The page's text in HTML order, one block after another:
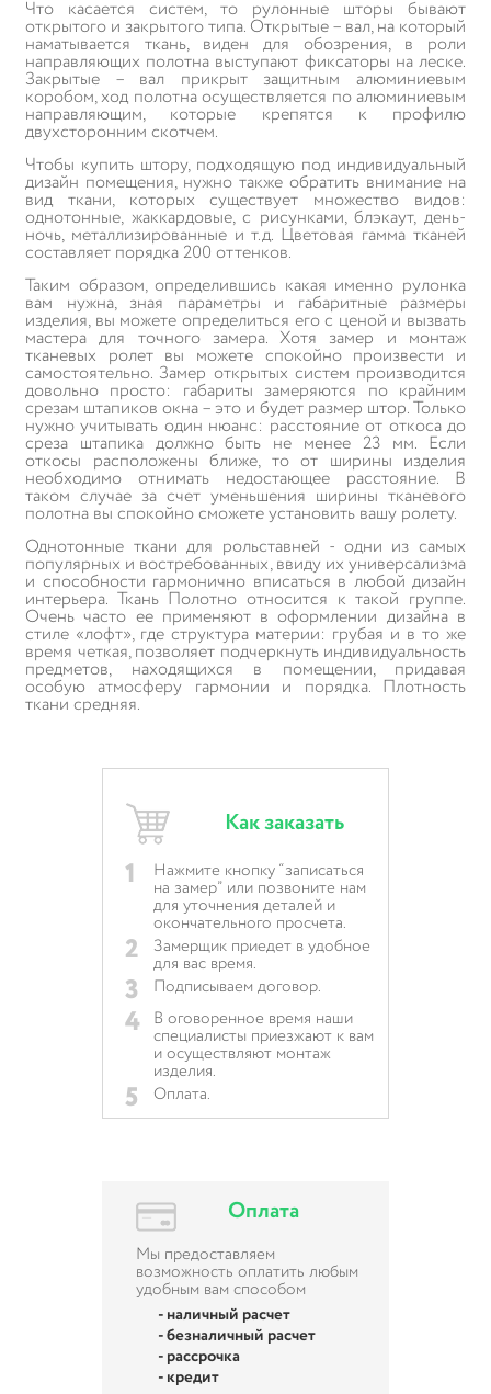
Что касается систем, то рулонные шторы бывают
открытого и закрытого типа. Открытые – вал, на который
наматывается ткань, виден для обозрения, в роли
направляющих полотна выступают фиксаторы на леске.
Закрытые – вал прикрыт защитным алюминиевым
коробом, ход полотна осуществляется по алюминиевым
направляющим, которые крепятся к профилю
двухсторонним скотчем.
Чтобы купить штору, подходящую под индивидуальный
дизайн помещения, нужно также обратить внимание на
вид ткани, которых существует множество видов:
однотонные, жаккардовые, с рисунками, блэкаут, день-
ночь, металлизированные и т.д. Цветовая гамма тканей
составляет порядка 200 оттенков.
Таким образом, определившись какая именно рулонка
вам нужна, зная параметры и габаритные размеры
изделия, вы можете определиться его с ценой и вызвать
мастера для точного замера. Хотя замер и монтаж
тканевых ролет вы можете спокойно произвести и
самостоятельно. Замер открытых систем производится
довольно просто: габариты замеряются по крайним
срезам штапиков окна – это и будет размер штор. Только
нужно учитывать один нюанс: расстояние от откоса до
среза штапика должно быть не менее 23 мм. Если
откосы расположены ближе, то от ширины изделия
необходимо отнимать недостающее расстояние. В
таком случае за счет уменьшения ширины тканевого
полотна вы спокойно сможете установить вашу ролету.
Однотонные ткани для рольставней - одни из самых
популярных и востребованных, ввиду их универсализма
и способности гармонично вписаться в любой дизайн
интерьера. Ткань Полотно относится к такой группе.
Очень часто ее применяют в оформлении дизайна в
стиле «лофт», где структура материи: грубая и в то же
время четкая, позволяет подчеркнуть индивидуальность
предметов, находящихся в помещении, придавая
особую атмосферу гармонии и порядка. Плотность
ткани средняя.
Как заказать
1 Нажмите кнопку “записаться
на замер” или позвоните нам
для уточнения деталей и
окончательного просчета.
2 Замерщик приедет в удобное
для вас время.
3 Подписываем договор.
4 В оговоренное время наши
специалисты приезжают к вам
и осуществляют монтаж
изделия.
5 Оплата.
Оплата
Мы предоставляем
возможность оплатить любым
удобным вам способом
- наличный расчет
- безналичный расчет
- рассрочка
- кредит